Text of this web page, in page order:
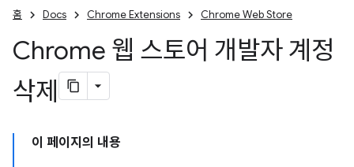
홈 Docs Chrome Extensions Chrome Web Store
Chrome 웹 스토어 개발자 계정
삭제
이 페이지의 내용